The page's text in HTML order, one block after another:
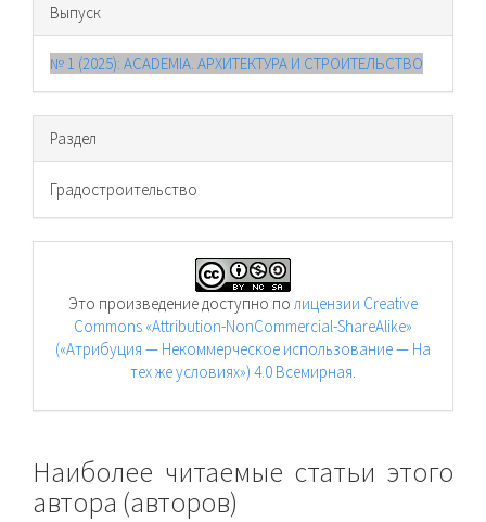
Выпуск
№ 1 (2025): ACADEMIA. АРХИТЕКТУРА И СТРОИТЕЛЬСТВО
Раздел
Градостроительство
Это произведение доступно полицензии Creative
Commons «Attribution-NonCommercial-ShareAlike»
(«Атрибуция — Некоммерческое использование — На
тех же условиях») 4.0 Всемирная.
Наиболее читаемые статьи этого
автора (авторов)